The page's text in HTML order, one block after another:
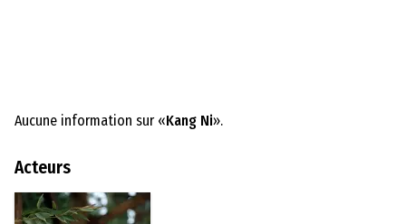
Aucune information sur «Kang Ni».
Acteurs